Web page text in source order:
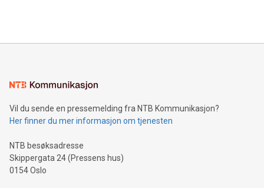
Vil du sende en pressemelding fra NTB Kommunikasjon?
Her finner du mer informasjon om tjenesten
NTB besøksadresse
Skippergata 24 (Pressens hus)
0154 Oslo